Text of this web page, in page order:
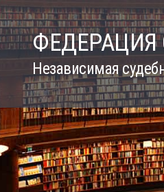
ФЕДЕРАЦИЯ
Независимая